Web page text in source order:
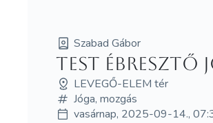
Szabad Gábor
Test ébresztő
LEVEGŐ-ELEM tér
Jóga, mozgás
vasárnap, 2025-09-14.,